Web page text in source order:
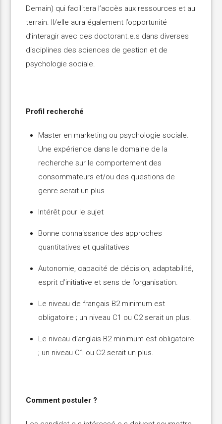
Demain) qui facilitera l’accès aux ressources et au
terrain. Il/elle aura également l’opportunité
d’interagir avec des doctorant.e.s dans diverses
disciplines des sciences de gestion et de
psychologie sociale.
Profil recherché
Master en marketing ou psychologie sociale.
Une expérience dans le domaine de la
recherche sur le comportement des
consommateurs et/ou des questions de
genre serait un plus
Intérêt pour le sujet
Bonne connaissance des approches
quantitatives et qualitatives
Autonomie, capacité de décision, adaptabilité,
esprit d’initiative et sens de l’organisation.
Le niveau de français B2 minimum est
obligatoire ; un niveau C1 ou C2 serait un plus.
Le niveau d’anglais B2 minimum est obligatoire
; un niveau C1 ou C2 serait un plus.
Comment postuler ?